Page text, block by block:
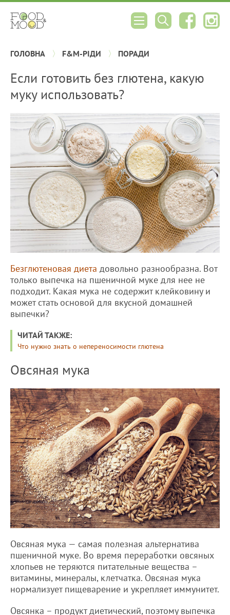
ГОЛОВНА F&M-РІДИ ПОРАДИ
Если готовить без глютена, какую
муку использовать?
Безглютеновая диета довольно разнообразна. Вот
только выпечка на пшеничной муке для нее не
подходит. Какая мука не содержит клейковину и
может стать основой для вкусной домашней
выпечки?
ЧИТАЙ ТАКЖЕ:
Что нужно знать о непереносимости глютена
Овсяная мука
Овсяная мука — самая полезная альтернатива
пшеничной муке. Во время переработки овсяных
хлопьев не теряются питательные вещества –
витамины, минералы, клетчатка. Овсяная мука
нормализует пищеварение и укрепляет иммунитет.
Овсянка – продукт диетический, поэтому выпечка